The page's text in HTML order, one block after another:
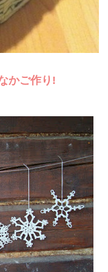
かご作り!